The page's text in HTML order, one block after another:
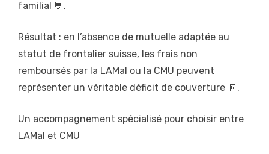
familial 💬.
Résultat : en l’absence de mutuelle adaptée au
statut de frontalier suisse, les frais non
remboursés par la LAMal ou la CMU peuvent
représenter un véritable déficit de couverture 🧾.
Un accompagnement spécialisé pour choisir entre
LAMal et CMU